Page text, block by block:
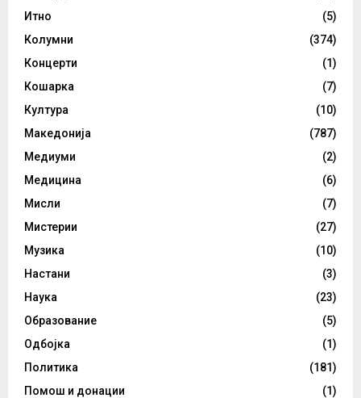
Итно
(5)
Колумни
(374)
Концерти
(1)
Кошарка
(7)
Култура
(10)
Македонија
(787)
Медиуми
(2)
Медицина
(6)
Мисли
(7)
Мистерии
(27)
Музика
(10)
Настани
(3)
Наука
(23)
Образование
(5)
Одбојка
(1)
Политика
(181)
Помош и донации
(1)